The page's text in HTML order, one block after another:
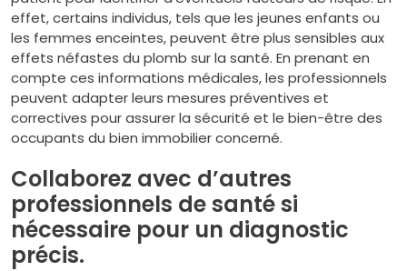
effet, certains individus, tels que les jeunes enfants ou
les femmes enceintes, peuvent être plus sensibles aux
effets néfastes du plomb sur la santé. En prenant en
compte ces informations médicales, les professionnels
peuvent adapter leurs mesures préventives et
correctives pour assurer la sécurité et le bien-être des
occupants du bien immobilier concerné.
Collaborez avec d’autres
professionnels de santé si
nécessaire pour un diagnostic
précis.